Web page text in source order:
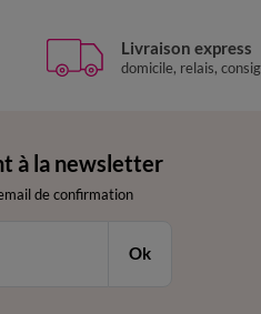
Livraison express
domicile, relais,
à la newsletter
de confirmation
Ok